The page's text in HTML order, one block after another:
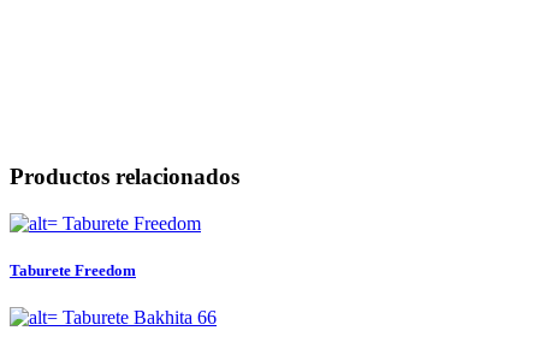
Productos relacionados
Taburete Freedom